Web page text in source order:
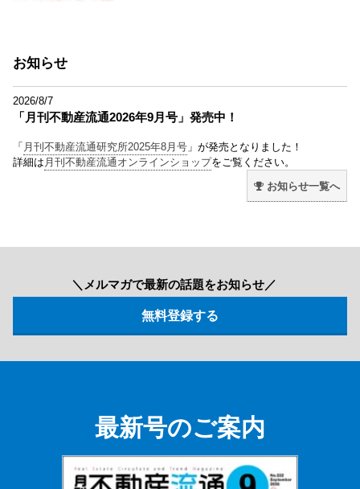
お知らせ
2026/8/7
「月刊不動産流通2026年9月号」発売中！
「 月刊不動産流通研究所2025年8月号 」が発売となりました！
詳細は 月刊不動産流通オンラインショップをご覧ください。
お知らせ一覧へ
＼メルマガで最新の話題をお知らせ／
最新号のご案内